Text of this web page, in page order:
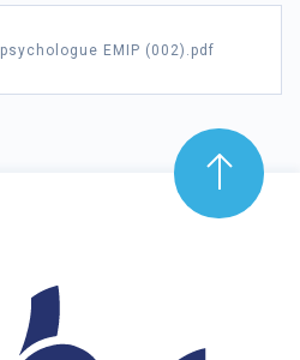
psychologue EMIP (002).pdf